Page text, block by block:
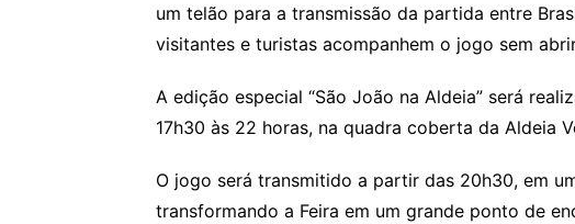
um telão para a transmissão da partida entre
visitantes e turistas acompanhem o jogo sem
A edição especial “São João na Aldeia” será
17h30 às 22 horas, na quadra coberta da Aldeia
O jogo será transmitido a partir das 20h30, em
transformando a Feira em um grande ponto de